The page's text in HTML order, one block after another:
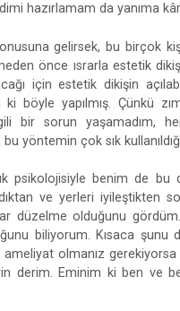
hazırlamam da yanıma kâr
gelirsek, bu birçok
önce ısrarla estetik
için estetik dikişin
böyle yapılmış. Çünkü
bir sorun yaşamadım,
bu yöntemin çok sık
psikolojisiyle benim de
ve yerleri iyileştikten
düzelme olduğunu
biliyorum. Kısaca şunu
olmanız
derim. Eminim ki ben ve